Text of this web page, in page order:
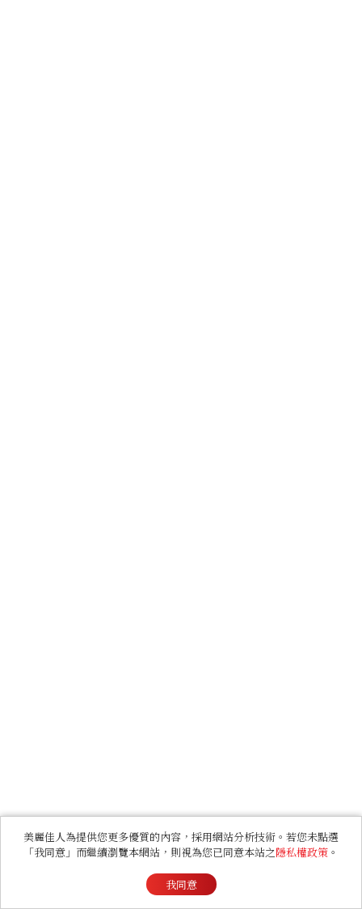
美麗佳人為提供您更多優質的內容，採用網站分析技術。若您未點選
「我同意」而繼續瀏覽本網站，則視為您已同意本站之隱私權政策 。
我同意